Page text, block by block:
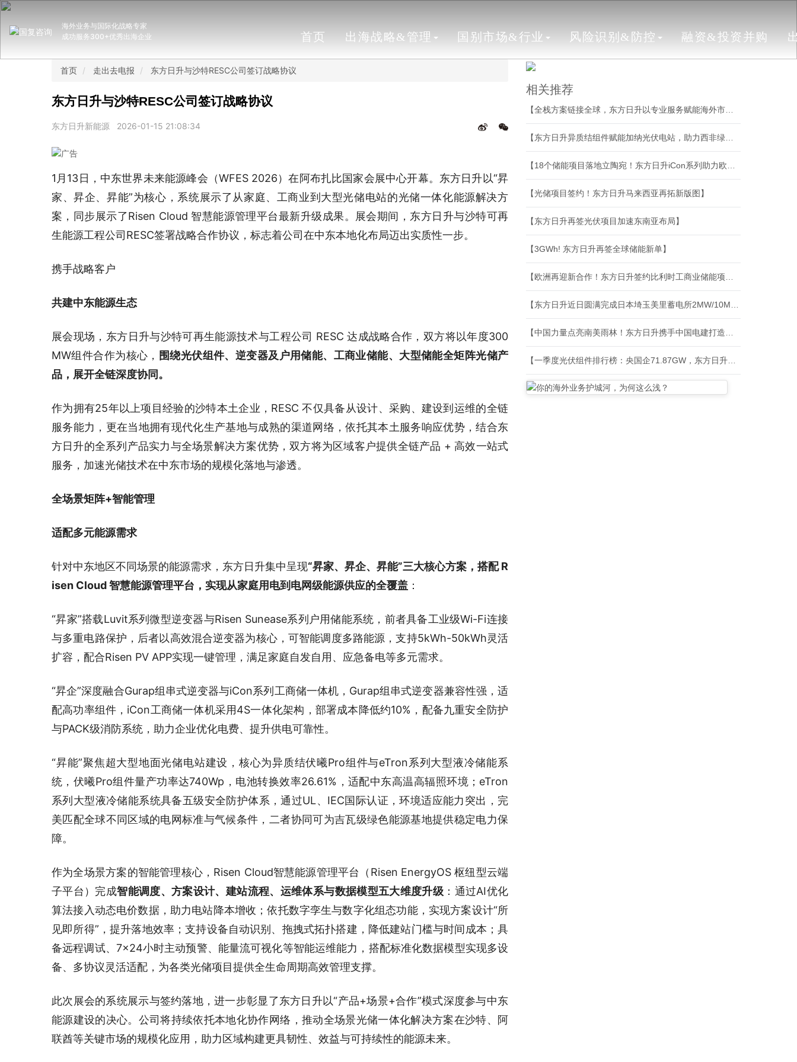
海外业务与国际化战略专家
成功服务300+优秀出海企业
首页 出海战略&管理 国别市场&行业 风险识别&防控 融资&投资并购
首页 走出去电报 东方日升与沙特RESC公司签订战略协议
东方日升与沙特RESC公司签订战略协议
东方日升新能源 2026-01-15 21:08:34
1月13日，中东世界未来能源峰会（WFES 2026）在阿布扎比国家会展中心开幕。东方日升以“昇
家、昇企、昇能”为核心，系统展示了从家庭、工商业到大型光储电站的光储一体化能源解决方
案，同步展示了Risen Cloud 智慧能源管理平台最新升级成果。展会期间，东方日升与沙特可再
生能源工程公司RESC签署战略合作协议，标志着公司在中东本地化布局迈出实质性一步。
携手战略客户
共建中东能源生态
展会现场，东方日升与沙特可再生能源技术与工程公司 RESC 达成战略合作，双方将以年度300
MW组件合作为核心， 围绕光伏组件、逆变器及户用储能、工商业储能、大型储能全矩阵光储产
品，展开全链深度协同。
作为拥有25年以上项目经验的沙特本土企业，RESC 不仅具备从设计、采购、建设到运维的全链
服务能力，更在当地拥有现代化生产基地与成熟的渠道网络，依托其本土服务响应优势，结合东
方日升的全系列产品实力与全场景解决方案优势，双方将为区域客户提供全链产品 + 高效一站式
服务，加速光储技术在中东市场的规模化落地与渗透。
全场景矩阵+智能管理
适配多元能源需求
针对中东地区不同场景的能源需求，东方日升集中呈现“昇家、昇企、昇能”三大核心方案，搭配 R
isen Cloud 智慧能源管理平台，实现从家庭用电到电网级能源供应的全覆盖 ：
“昇家”搭载Luvit系列微型逆变器与Risen Sunease系列户用储能系统，前者具备工业级Wi-Fi连接
与多重电路保护，后者以高效混合逆变器为核心，可智能调度多路能源，支持5kWh-50kWh灵活
扩容，配合Risen PV APP实现一键管理，满足家庭自发自用、应急备电等多元需求。
“昇企”深度融合Gurap组串式逆变器与iCon系列工商储一体机，Gurap组串式逆变器兼容性强，适
配高功率组件，iCon工商储一体机采用4S一体化架构，部署成本降低约10%，配备九重安全防护
与PACK级消防系统，助力企业优化电费、提升供电可靠性。
“昇能”聚焦超大型地面光储电站建设，核心为异质结伏曦Pro组件与eTron系列大型液冷储能系
统，伏曦Pro组件量产功率达740Wp，电池转换效率26.61%，适配中东高温高辐照环境；eTron
系列大型液冷储能系统具备五级安全防护体系，通过UL、IEC国际认证，环境适应能力突出，完
美匹配全球不同区域的电网标准与气候条件，二者协同可为吉瓦级绿色能源基地提供稳定电力保
障。
作为全场景方案的智能管理核心，Risen Cloud智慧能源管理平台（Risen EnergyOS 枢纽型云端
子平台）完成智能调度、方案设计、建站流程、运维体系与数据模型五大维度升级 ：通过AI优化
算法接入动态电价数据，助力电站降本增收；依托数字孪生与数字化组态功能，实现方案设计“所
见即所得”，提升落地效率；支持设备自动识别、拖拽式拓扑搭建，降低建站门槛与时间成本；具
备远程调试、7×24小时主动预警、能量流可视化等智能运维能力，搭配标准化数据模型实现多设
备、多协议灵活适配，为各类光储项目提供全生命周期高效管理支撑。
此次展会的系统展示与签约落地，进一步彰显了东方日升以“产品+场景+合作”模式深度参与中东
能源建设的决心。公司将持续依托本地化协作网络，推动全场景光储一体化解决方案在沙特、阿
联酋等关键市场的规模化应用，助力区域构建更具韧性、效益与可持续性的能源未来。
相关推荐
【光储项目签约！东方日升马来西亚再拓新版图】
【东方日升再签光伏项目加速东南亚布局】
【3GWh! 东方日升再签全球储能新单】